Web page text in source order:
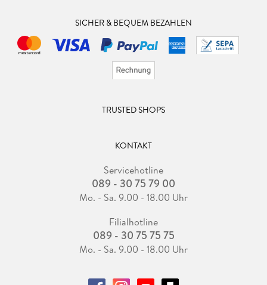
- 1910 Gezz will ich
- 1911 Mein lieber Eulenburg
- 1915 unser nächstes Treffen
- 1916 Nach längerem Spaziergang
- 1917 Gleich nach dem Frühstück
- 1918 Nach kurzem Einkaufsbummel
SICHER & BEQUEM BEZAHLEN
TRUSTED SHOPS
KONTAKT
Servicehotline
089 - 30 75 79 00
Mo. - Sa. 9.00 - 18.00 Uhr
Filialhotline
089 - 30 75 75 75
Mo. - Sa. 9.00 - 18.00 Uhr